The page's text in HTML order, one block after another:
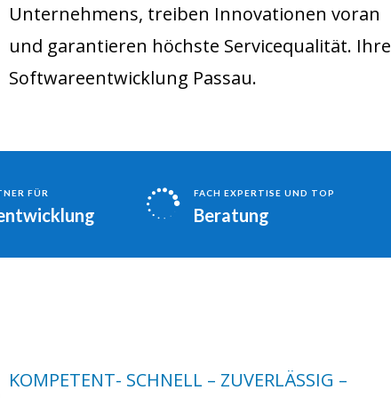
Unternehmens, treiben Innovationen voran
und garantieren höchste Servicequalität. Ihre
Softwareentwicklung Passau.
FÜR  FACH EXPERTISE UND TOP
Beratung
KOMPETENT- SCHNELL – ZUVERLÄSSIG –